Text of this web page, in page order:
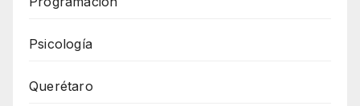
Psicología
Querétaro